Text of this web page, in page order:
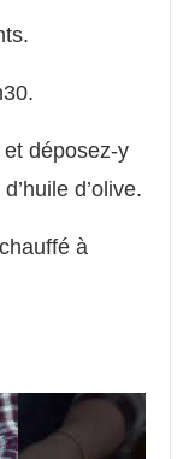
déposez-y
d’olive.
à